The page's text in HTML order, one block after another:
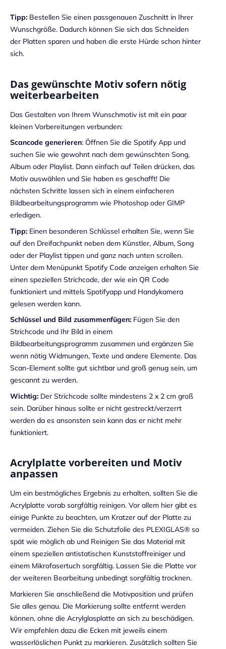
Tipp: Bestellen Sie einen passgenauen Zuschnitt in Ihrer
Wunschgröße. Dadurch können Sie sich das Schneiden
der Platten sparen und haben die erste Hürde schon hinter
sich.
Das gewünschte Motiv sofern nötig
weiterbearbeiten
Das Gestalten von Ihrem Wunschmotiv ist mit ein paar
kleinen Vorbereitungen verbunden:
Scancode generieren: Öffnen Sie die Spotify App und
suchen Sie wie gewohnt nach dem gewünschten Song,
Album oder Playlist. Dann einfach auf Teilen drücken, das
Motiv auswählen und Sie haben es geschafft! Die
nächsten Schritte lassen sich in einem einfacheren
Bildbearbeitungsprogramm wie Photoshop oder GIMP
erledigen.
Tipp: Einen besonderen Schlüssel erhalten Sie, wenn Sie
auf den Dreifachpunkt neben dem Künstler, Album, Song
oder der Playlist tippen und ganz nach unten scrollen.
Unter dem Menüpunkt Spotify Code anzeigen erhalten Sie
einen speziellen Strichcode, der wie ein QR Code
funktioniert und mittels Spotifyapp und Handykamera
gelesen werden kann.
Schlüssel und Bild zusammenfügen: Fügen Sie den
Strichcode und Ihr Bild in einem
Bildbearbeitungsprogramm zusammen und ergänzen Sie
wenn nötig Widmungen, Texte und andere Elemente. Das
Scan-Element sollte gut sichtbar und groß genug sein, um
gescannt zu werden.
Wichtig: Der Strichcode sollte mindestens 2 x 2 cm groß
sein. Darüber hinaus sollte er nicht gestreckt/verzerrt
werden da es ansonsten sein kann das er nicht mehr
funktioniert.
Acrylplatte vorbereiten und Motiv
anpassen
Um ein bestmögliches Ergebnis zu erhalten, sollten Sie die
Acrylplatte vorab sorgfältig reinigen. Vor allem hier gibt es
einige Punkte zu beachten, um Kratzer auf der Platte zu
vermeiden. Ziehen Sie die Schutzfolie des PLEXIGLAS® so
spät wie möglich ab und Reinigen Sie das Material mit
einem speziellen antistatischen Kunststoffreiniger und
einem Mikrofasertuch sorgfältig. Lassen Sie die Platte vor
der weiteren Bearbeitung unbedingt sorgfältig trocknen.
Markieren Sie anschließend die Motivposition und prüfen
Sie alles genau. Die Markierung sollte entfernt werden
können, ohne die Acrylglasplatte an sich zu beschädigen.
Wir empfehlen dazu die Ecken mit jeweils einem
wasserlöslichen Punkt zu markieren. Zusätzlich sollten Sie